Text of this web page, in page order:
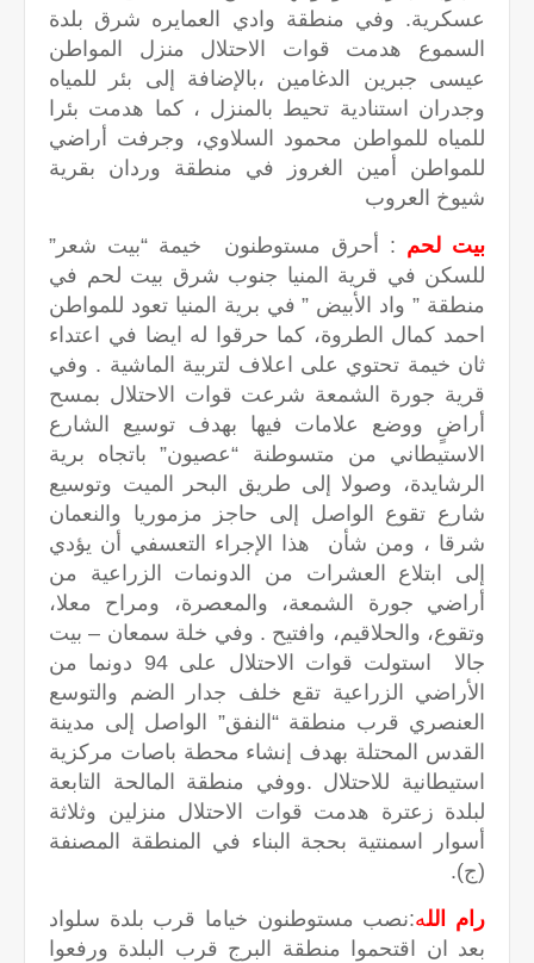
عسكرية. وفي منطقة وادي العمايره شرق بلدة
السموع هدمت قوات الاحتلال منزل المواطن
عيسى جبرين الدغامين ،بالإضافة إلى بئر للمياه
وجدران استنادية تحيط بالمنزل ، كما هدمت بئرا
للمياه للمواطن محمود السلاوي، وجرفت أراضي
للمواطن أمين الغروز في منطقة وردان بقرية
شيوخ العروب
بيت لحم : أحرق مستوطنون خيمة “بيت شعر”
للسكن في قرية المنيا جنوب شرق بيت لحم في
منطقة ” واد الأبيض ” في برية المنيا تعود للمواطن
احمد كمال الطروة، كما حرقوا له ايضا في اعتداء
ثان خيمة تحتوي على اعلاف لتربية الماشية . وفي
قرية جورة الشمعة شرعت قوات الاحتلال بمسح
أراضٍ ووضع علامات فيها بهدف توسيع الشارع
الاستيطاني من متسوطنة “عصيون” باتجاه برية
الرشايدة، وصولا إلى طريق البحر الميت وتوسيع
شارع تقوع الواصل إلى حاجز مزموريا والنعمان
شرقا ، ومن شأن هذا الإجراء التعسفي أن يؤدي
إلى ابتلاع العشرات من الدونمات الزراعية من
أراضي جورة الشمعة، والمعصرة، ومراح معلا،
وتقوع، والحلاقيم، وافتيح . وفي خلة سمعان – بيت
جالا استولت قوات الاحتلال على 94 دونما من
الأراضي الزراعية تقع خلف جدار الضم والتوسع
العنصري قرب منطقة “النفق” الواصل إلى مدينة
القدس المحتلة بهدف إنشاء محطة باصات مركزية
استيطانية للاحتلال .ووفي منطقة المالحة التابعة
لبلدة زعترة هدمت قوات الاحتلال منزلين وثلاثة
أسوار اسمنتية بحجة البناء في المنطقة المصنفة
(ج).
رام الله:نصب مستوطنون خياما قرب بلدة سلواد
بعد ان اقتحموا منطقة البرج قرب البلدة ورفعوا